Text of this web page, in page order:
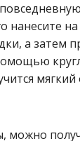
нанесите на
а затем
можно